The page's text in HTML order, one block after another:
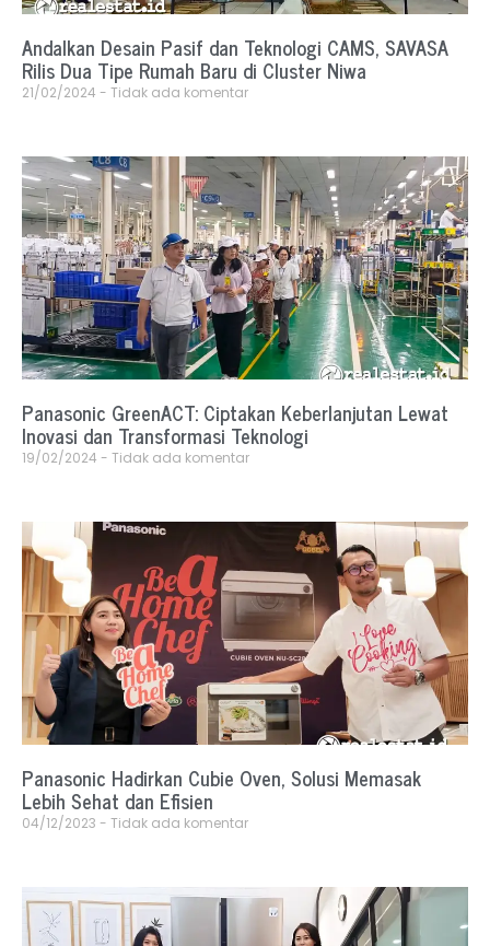
Andalkan Desain Pasif dan Teknologi CAMS, SAVASA
Rilis Dua Tipe Rumah Baru di Cluster Niwa
21/02/2024 Tidak ada komentar
Panasonic GreenACT: Ciptakan Keberlanjutan Lewat
Inovasi dan Transformasi Teknologi
19/02/2024 Tidak ada komentar
Panasonic Hadirkan Cubie Oven, Solusi Memasak
Lebih Sehat dan Efisien
04/12/2023 Tidak ada komentar